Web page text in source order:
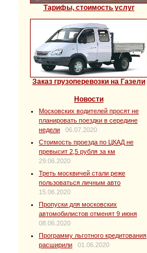
Тарифы, стоимость услуг
Заказ грузоперевозки на Газели
Новости
Московских водителей просят не
планировать поездки в середине
недели
06.07.2020
Стоимость проезда по ЦКАД не
превысит 2,5 рубля за км
29.06.2020
Треть москвичей стали реже
пользоваться личным авто
15.06.2020
Пропуски для московских
автомобилистов отменят 9 июня
08.06.2020
Программу льготного кредитования
расширили
01.06.2020